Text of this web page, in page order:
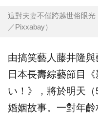
這對夫妻不僅跨越世俗眼
／Pixxabay）
由搞笑藝人藤井隆與
日本長壽綜藝節目《
い！》，將於明天
婚姻故事。一對年齡